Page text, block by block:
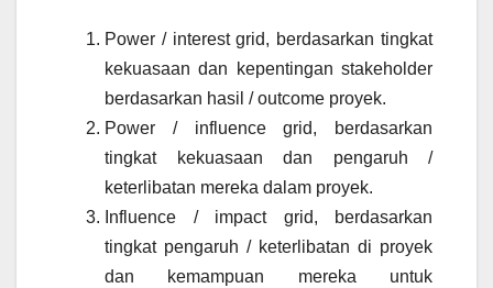
Power / interest grid, berdasarkan tingkat
kekuasaan dan kepentingan stakeholder
berdasarkan hasil / outcome proyek.
Power / influence grid, berdasarkan
tingkat kekuasaan dan pengaruh /
keterlibatan mereka dalam proyek.
Influence / impact grid, berdasarkan
tingkat pengaruh / keterlibatan di proyek
dan kemampuan mereka untuk